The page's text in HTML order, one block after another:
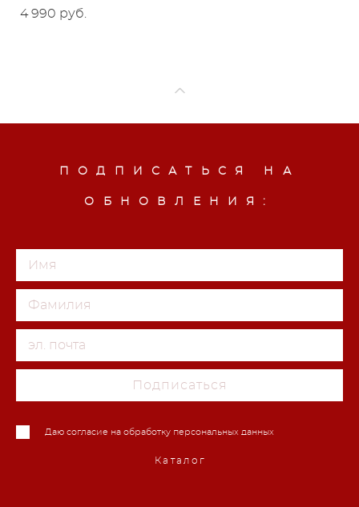
4 990 pуб.
ПОДПИСАТЬСЯ НА
ОБНОВЛЕНИЯ:
Подписаться
Даю согласие на обработку персональных данных
Каталог